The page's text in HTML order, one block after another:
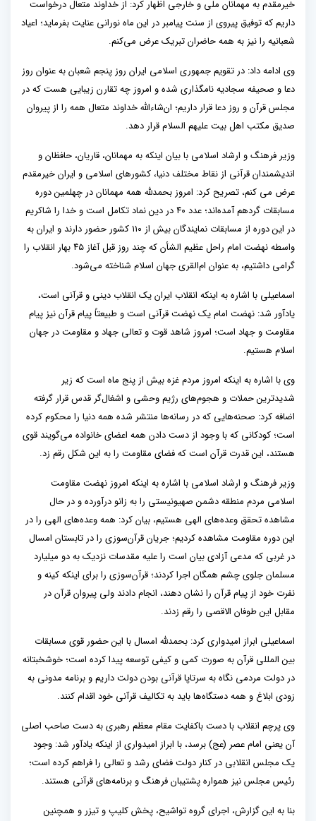
خیرمقدم به مهمانان ملی و خارجی اظهار کرد: از خداوند متعال درخواست
داریم که توفیق پیروی از سنت پیامبر در این ماه نورانی عنایت بفرماید؛ اعیاد
شعبانیه را نیز به همه حاضران تبریک عرض می‌کنم.
وی ادامه داد: در تقویم جمهوری اسلامی ایران روز پنجم شعبان به عنوان روز
دعا و صحیفه سجادیه نامگذاری شده و امروز چه تقارن زیبایی هست که در
مجلس قرآن و روز دعا قرار داریم؛ ان‌شاءالله خداوند متعال همه را از پیروان
صدیق مکتب اهل بیت علیهم السلام قرار دهد.
وزیر فرهنگ و ارشاد اسلامی با بیان اینکه به مهمانان، قاریان، حافظان و
اندیشمندان قرآنی از نقاط مختلف دنیا، کشورهای اسلامی و ایران خیرمقدم
عرض می کنم، تصریح کرد: امروز بحمدلله همه مهمانان در چهلمین دوره
مسابقات گردهم آمده‌اند؛ عدد ۴۰ در دین نماد تکامل است و خدا را شاکریم
در این دوره از مسابقات نمایندگان بیش از ۱۱۰ کشور حضور دارند و ایران به
واسطه نهضت امام راحل عظیم الشأن که چند روز قبل آغاز ۴۵ بهار انقلاب را
گرامی داشتیم، به عنوان ام‌القری جهان اسلام شناخته می‌شود.
اسماعیلی با اشاره به اینکه انقلاب ایران یک انقلاب دینی و قرآنی است،
یادآور شد: نهضت امام یک نهضت قرآنی است و طبیعتاً پیام قرآن نیز پیام
مقاومت و جهاد است؛ امروز شاهد قوت و تعالی جهاد و مقاومت در جهان
اسلام هستیم.
وی با اشاره به اینکه امروز مردم غزه بیش از پنج ماه است که زیر
شدیدترین حملات و هجوم‌های رژیم وحشی و اشغال‌گر قدس قرار گرفته
اضافه کرد: صحنه‌هایی که در رسانه‌ها منتشر شده همه دنیا را محکوم کرده
است؛ کودکانی که با وجود از دست دادن همه اعضای خانواده می‌گویند قوی
هستند، این قدرت قرآن است که فضای مقاومت را به این شکل رقم زد.
وزیر فرهنگ و ارشاد اسلامی با اشاره به اینکه امروز نهضت مقاومت
اسلامی مردم منطقه دشمن صهیونیستی را به زانو درآورده و در حال
مشاهده تحقق وعده‌های الهی هستیم، بیان کرد: همه وعده‌های الهی را در
این دوره مقاومت مشاهده کردیم؛ جریان قرآن‌سوزی را در تابستان امسال
در غربی که مدعی آزادی بیان است را علیه مقدسات نزدیک به دو میلیارد
مسلمان جلوی چشم همگان اجرا کردند؛ قرآن‌سوزی را برای اینکه کینه و
نفرت خود از پیام قرآن را نشان دهند، انجام دادند ولی پیروان قرآن در
مقابل این طوفان الاقصی را رقم زدند.
اسماعیلی ابراز امیدواری کرد: بحمدلله امسال با این حضور قوی مسابقات
بین المللی قرآن به صورت کمی و کیفی توسعه پیدا کرده است؛ خوشخبتانه
در دولت مردمی نگاه به سرتاپا قرآنی بودن دولت داریم و برنامه مدونی به
زودی ابلاغ و همه دستگاه‌ها باید به تکالیف قرآنی خود اقدام کنند.
وی پرچم انقلاب با دست باکفایت مقام معظم رهبری به دست صاحب اصلی
آن یعنی امام عصر (عج) برسد، با ابراز امیدواری از اینکه یادآور شد: وجود
یک مجلس انقلابی در کنار دولت فضای رشد و تعالی را فراهم کرده است؛
رئیس مجلس نیز همواره پشتیبان فرهنگ و برنامه‌های قرآنی هستند.
بنا به این گزارش، اجرای گروه تواشیح، پخش کلیپ و تیزر و همچنین